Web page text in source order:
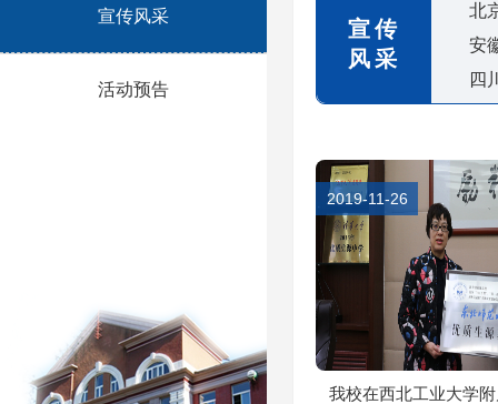
宣传风采
活动预告
宣传
风采
北
安
四
我校在西北工业大学
2019-11-26